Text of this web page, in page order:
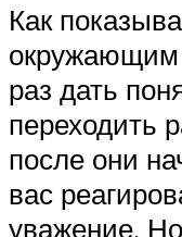
Как
окружающим
раз дать
переходить
после они
вас
уважение.